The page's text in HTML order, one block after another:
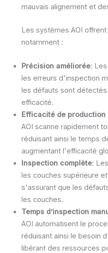
mauvais alignement et
Les systèmes AOI
notamment :
Précision améliorée:
les erreurs d'inspection
les défauts sont
efficacité.
Efficacité de production
AOI scanne rapidement
réduisant ainsi le temps
augmentant l'efficacité
Inspection complète:
les couches supérieure
s'assurant que les
les couches.
Temps d’inspection
AOI automatisent le
réduisant ainsi le besoin
libérant des ressources